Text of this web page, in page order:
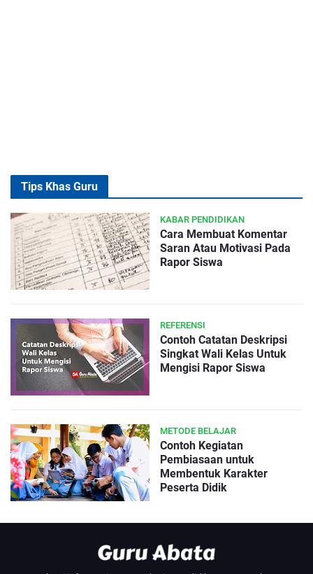
Tips Khas Guru
KABAR PENDIDIKAN
Cara Membuat Komentar
Saran Atau Motivasi Pada
Rapor Siswa
REFERENSI
Contoh Catatan Deskripsi
Singkat Wali Kelas Untuk
Mengisi Rapor Siswa
METODE BELAJAR
Contoh Kegiatan
Pembiasaan untuk
Membentuk Karakter
Peserta Didik